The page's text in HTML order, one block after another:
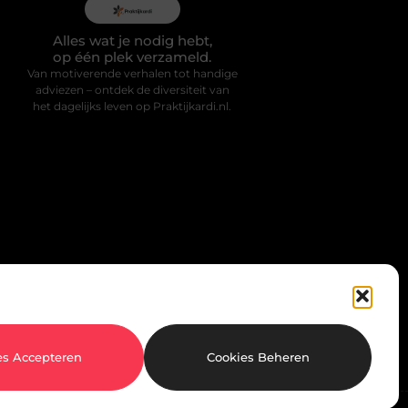
Accepteren Cookies Beheren
Alles wat je nodig hebt,
op één plek verzameld.
Van motiverende verhalen tot handige
adviezen – ontdek de diversiteit van
het dagelijks leven op Praktijkardi.nl.